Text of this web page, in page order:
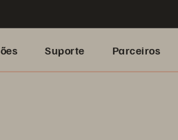
Suporte Parceiros